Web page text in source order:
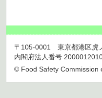
〒105-0001 東京都港区虎
内閣府法人番号
© Food Safety Commission